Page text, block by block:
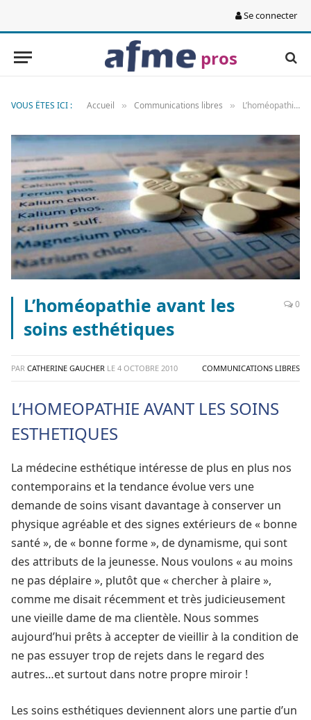
Se connecter
pros
VOUS ÊTES ICI : Accueil » Communications libres » L’homéopathie avant les soins esthétiques
L’homéopathie avant les
soins esthétiques
0
PAR CATHERINE GAUCHER LE 4 OCTOBRE 2010 COMMUNICATIONS LIBRES
L’HOMEOPATHIE AVANT LES SOINS
ESTHETIQUES
La médecine esthétique intéresse de plus en plus nos
contemporains et la tendance évolue vers une
demande de soins visant davantage à conserver un
physique agréable et des signes extérieurs de « bonne
santé », de « bonne forme », de dynamisme, qui sont
des attributs de la jeunesse. Nous voulons « au moins
ne pas déplaire », plutôt que « chercher à plaire »,
comme me disait récemment et très judicieusement
une vieille dame de ma clientèle. Nous sommes
aujourd’hui prêts à accepter de vieillir à la condition de
ne pas essuyer trop de rejets dans le regard des
autres…et surtout dans notre propre miroir !
Les soins esthétiques deviennent alors une partie d’un